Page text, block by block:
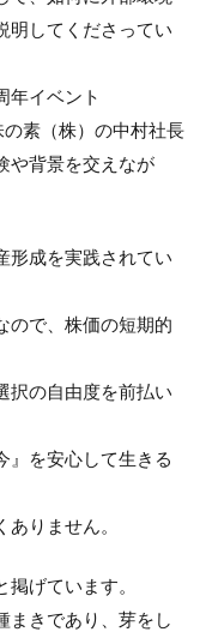
明してくださってい
年イベント
の素（株）の中村社長
や背景を交えなが
形成を実践されてい
ので、株価の短期的
択の自由度を前払い
』を安心して生きる
りません。
げています。
まきであり、芽をし